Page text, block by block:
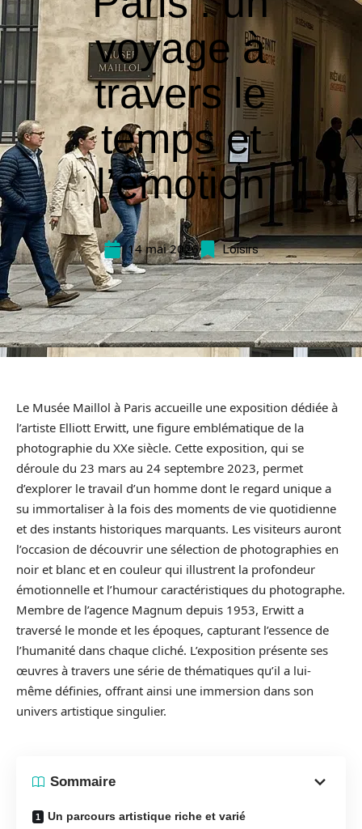
voyage à
travers le
temps et
l’émotion
14 mai 2026 Loisirs
Le Musée Maillol à Paris accueille une exposition dédiée à
l’artiste Elliott Erwitt, une figure emblématique de la
photographie du XXe siècle. Cette exposition, qui se
déroule du 23 mars au 24 septembre 2023, permet
d’explorer le travail d’un homme dont le regard unique a
su immortaliser à la fois des moments de vie quotidienne
et des instants historiques marquants. Les visiteurs auront
l’occasion de découvrir une sélection de photographies en
noir et blanc et en couleur qui illustrent la profondeur
émotionnelle et l’humour caractéristiques du photographe.
Membre de l’agence Magnum depuis 1953, Erwitt a
traversé le monde et les époques, capturant l’essence de
l’humanité dans chaque cliché. L’exposition présente ses
œuvres à travers une série de thématiques qu’il a lui-
même définies, offrant ainsi une immersion dans son
univers artistique singulier.
Sommaire
Un parcours artistique riche et varié